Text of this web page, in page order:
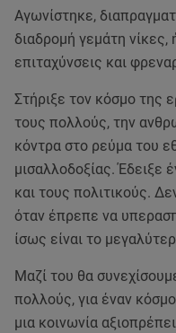
Αγωνίστηκε,
διαδρομή γεμάτη
επιταχύνσεις και
Στήριξε τον κόσμο της
τους πολλούς, την
κόντρα στο ρεύμα του
μισαλλοδοξίας. Έδειξε
και τους πολιτικούς.
όταν έπρεπε να
ίσως είναι το
Μαζί του θα
πολλούς, για έναν
μια κοινωνία